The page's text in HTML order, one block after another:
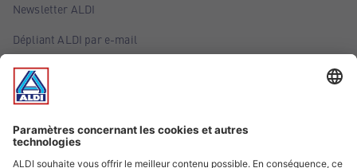
Newsletter ALDI
Dépliant ALDI par e-mail
Offres
Infos essentielles